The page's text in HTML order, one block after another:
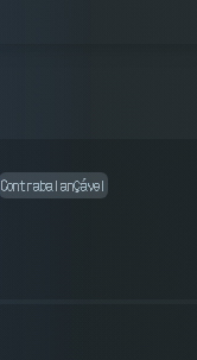
Contrabalançável